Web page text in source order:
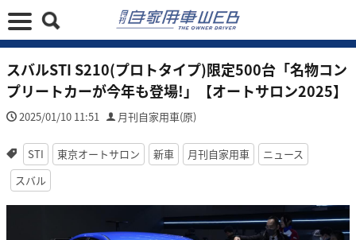
スバルSTI S210(プロトタイプ)限定500台「名物コン
プリートカーが今年も登場!」【オートサロン2025】
2025/01/10 11:51 月刊自家用車(原)
STI 東京オートサロン 新車 月刊自家用車
ニュース
スバル